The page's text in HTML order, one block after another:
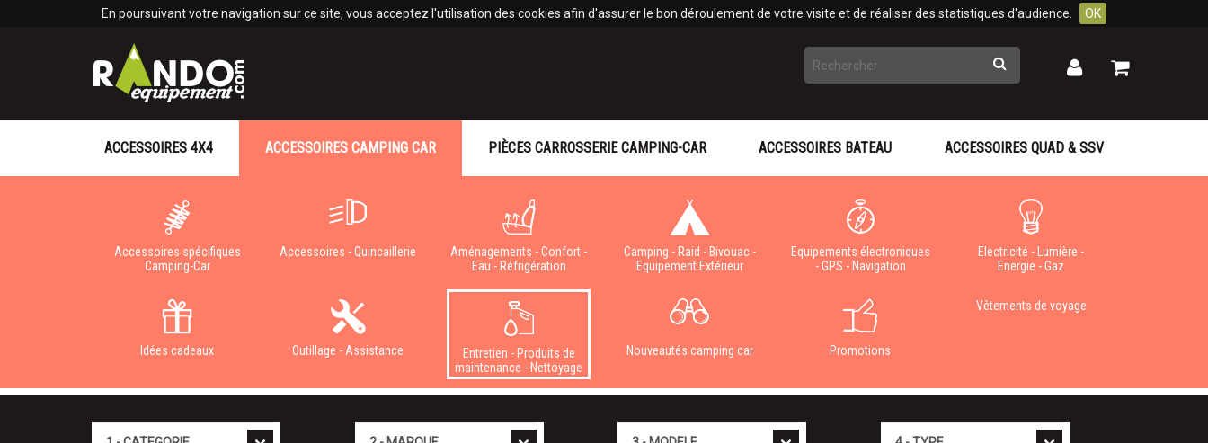
En poursuivant votre navigation sur ce site, vous acceptez l'utilisation des cookies afin d'assurer le bon déroulement de votre visite et de réaliser des statistiques d'audience. OK
Rechercher Mon
Mon
ACCESSOIRES 4X4 ACCESSOIRES CAMPING CAR
Accessoires spécifiques
Camping-Car
Accessoires - Quincaillerie
Aménagements - Confort -
Eau - Réfrigération
Camping - Raid - Bivouac -
Equipement Extérieur
Equipements électroniques
- GPS - Navigation
Electricité - Lumière -
Energie - Gaz
Idées cadeaux Outillage - Assistance
Entretien - Produits de
maintenance - Nettoyage
Nouveautés camping car Promotions
Vêtements de voyage
PIÈCES CARROSSERIE CAMPING-CAR ACCESSOIRES BATEAU ACCESSOIRES QUAD & SSV
Panneau de gestion des cookies